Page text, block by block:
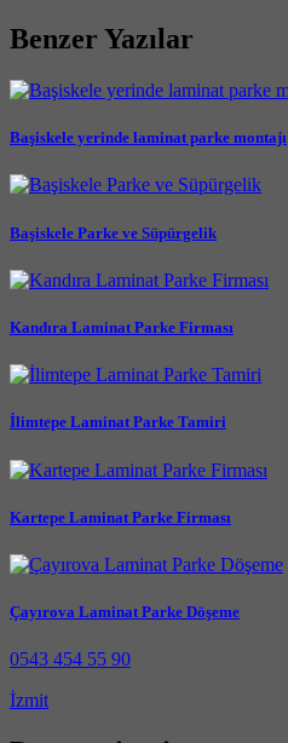
Benzer Yazılar
Başiskele yerinde laminat parke montajı
Başiskele Parke ve Süpürgelik
Kandıra Laminat Parke Firması
İlimtepe Laminat Parke Tamiri
Kartepe Laminat Parke Firması
Çayırova Laminat Parke Döşeme
0543 454 55 90
İzmit